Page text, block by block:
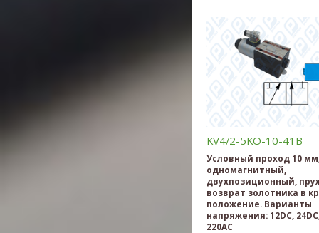
KV4/2-5KO-10-41B
Условный проход 10
одномагнитный,
двухпозиционный,
возврат золотника в
положение. Варианты
напряжения: 12DC,
220AC